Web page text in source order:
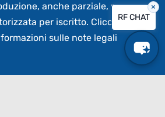
anche parziale, non
per iscritto. Clicca qui per
sulle note legali
RF CHAT
×